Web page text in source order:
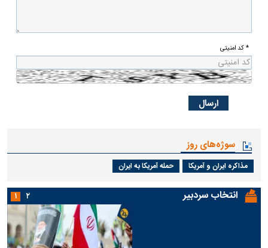
* کد امنیتی
سوژه‌های روز
مذاکره ایران و آمریکا حمله آمریکا به ایران
انتخاب سردبیر ۱ ۲